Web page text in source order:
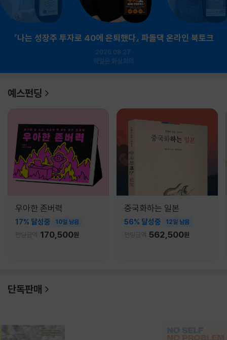
『나는 성장주 투자로 40에 은퇴했다』 파돌댁 온라인 북토크
2026.08.27.
웨일온 화상회의
예스펀딩
우아한 존버력
17% 달성중 10일 남음
펀딩금액 170,500원
중국화하는 일본
56% 달성중 12일 남음
펀딩금액 562,500원
단독판매